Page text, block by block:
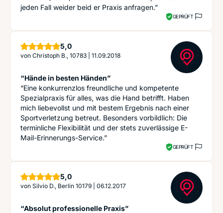
jeden Fall weider beid er Praxis anfragen.”
GEPRÜFT
5,0Sterne
von Christoph B., 10783 11.09.2018
“Hände in besten Händen”
“Eine konkurrenzlos freundliche und kompetente
Spezialpraxis für alles, was die Hand betrifft. Haben
mich liebevollst und mit bestem Ergebnis nach einer
Sportverletzung betreut. Besonders vorbildlich: Die
terminliche Flexibilität und der stets zuverlässige E-
Mail-Erinnerungs-Service.”
GEPRÜFT
5,0Sterne
von Silvio D., Berlin 10179 06.12.2017
“Absolut professionelle Praxis”